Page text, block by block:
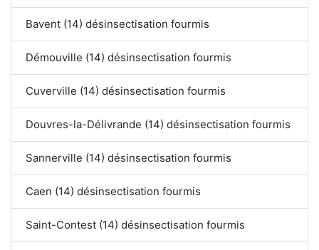
Bavent (14) désinsectisation fourmis
Démouville (14) désinsectisation fourmis
Cuverville (14) désinsectisation fourmis
Douvres-la-Délivrande (14) désinsectisation fourmis
Sannerville (14) désinsectisation fourmis
Caen (14) désinsectisation fourmis
Saint-Contest (14) désinsectisation fourmis